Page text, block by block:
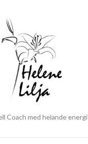
Coach med helande energi